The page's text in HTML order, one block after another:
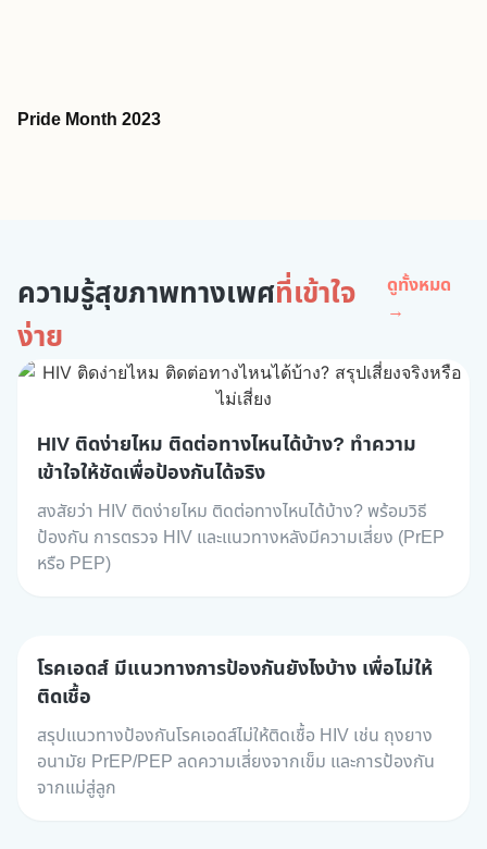
Pride Month 2023
ความรู้สุขภาพทางเพศที่เข้าใจ
ง่าย
ดูทั้งหมด
→
HIV ติดง่ายไหม ติดต่อทางไหนได้บ้าง? ทำความ
เข้าใจให้ชัดเพื่อป้องกันได้จริง
สงสัยว่า HIV ติดง่ายไหม ติดต่อทางไหนได้บ้าง? พร้อมวิธี
ป้องกัน การตรวจ HIV และแนวทางหลังมีความเสี่ยง (PrEP
หรือ PEP)
โรคเอดส์ มีแนวทางการป้องกันยังไงบ้าง เพื่อไม่ให้
ติดเชื้อ
สรุปแนวทางป้องกันโรคเอดส์ไม่ให้ติดเชื้อ HIV เช่น ถุงยาง
อนามัย PrEP/PEP ลดความเสี่ยงจากเข็ม และการป้องกัน
จากแม่สู่ลูก